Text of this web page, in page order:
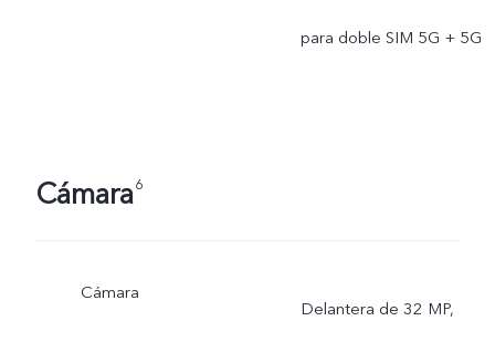
para doble SIM 5G + 5G
Cámara6
Cámara
Delantera de 32 MP,